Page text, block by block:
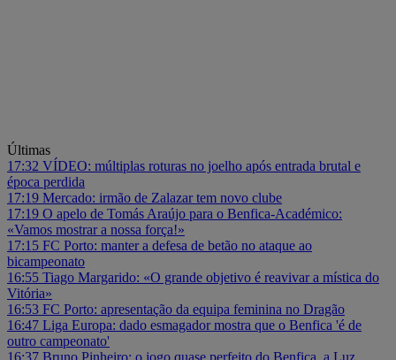
Últimas
17:32 VÍDEO: múltiplas roturas no joelho após entrada brutal e
época perdida
17:19 Mercado: irmão de Zalazar tem novo clube
17:19 O apelo de Tomás Araújo para o Benfica-Académico:
«Vamos mostrar a nossa força!»
17:15 FC Porto: manter a defesa de betão no ataque ao
bicampeonato
16:55 Tiago Margarido: «O grande objetivo é reavivar a mística do
Vitória»
16:53 FC Porto: apresentação da equipa feminina no Dragão
16:47 Liga Europa: dado esmagador mostra que o Benfica 'é de
outro campeonato'
16:37 Bruno Pinheiro: o jogo quase perfeito do Benfica, a Luz